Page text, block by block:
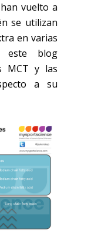
vuelto a
se utilizan
en varias
este blog
MCT y las
a su